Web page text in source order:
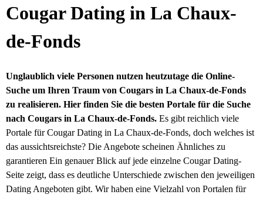
Cougar Dating in La Chaux-
de-Fonds
Unglaublich viele Personen nutzen heutzutage die Online-
Suche um Ihren Traum von Cougars in La Chaux-de-Fonds
zu realisieren. Hier finden Sie die besten Portale für die Suche
nach Cougars in La Chaux-de-Fonds. Es gibt reichlich viele
Portale für Cougar Dating in La Chaux-de-Fonds, doch welches ist
das aussichtsreichste? Die Angebote scheinen Ähnliches zu
garantieren Ein genauer Blick auf jede einzelne Cougar Dating-
Seite zeigt, dass es deutliche Unterschiede zwischen den jeweiligen
Dating Angeboten gibt. Wir haben eine Vielzahl von Portalen für